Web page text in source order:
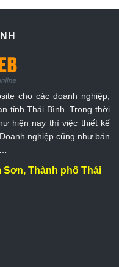
cho các doanh nghiệp,
tỉnh Thái Bình. Trong thời
hiện nay thì việc thiết kế
nghiệp cũng như bán
Sơn, Thành phố Thái